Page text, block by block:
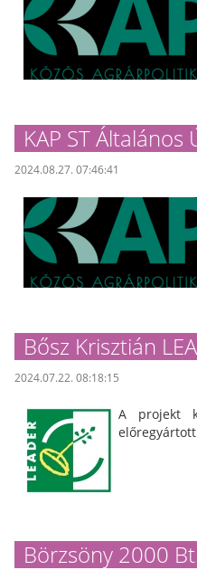
KAP ST
2024.08.27. 07:46:41
Bősz Krisztián
2024.07.22. 08:18:15
A projekt
Börzsöny 2000